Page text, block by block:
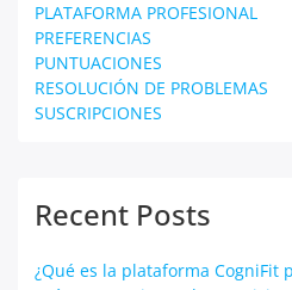
PLATAFORMA PROFESIONAL
PREFERENCIAS
PUNTUACIONES
RESOLUCIÓN DE PROBLEMAS
SUSCRIPCIONES
Recent Posts
¿Qué es la plataforma CogniFit